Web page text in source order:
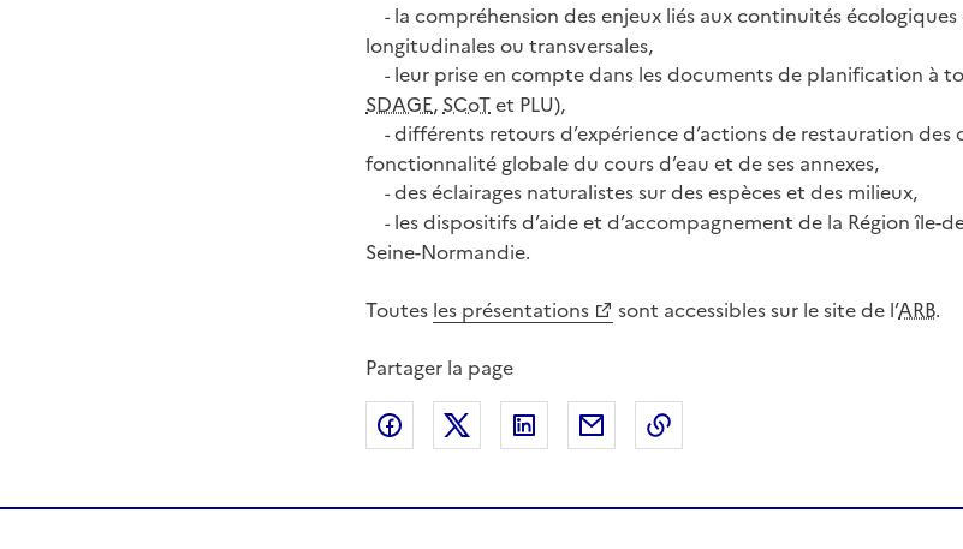
-la compréhension des enjeux liés aux continuités écologiques
longitudinales ou transversales,
-leur prise en compte dans les documents de planification à
SDAGE,SCoTet PLU),
-différents retours d’expérience d’actions de restauration des
fonctionnalité globale du cours d’eau et de ses annexes,
-des éclairages naturalistes sur des espèces et des milieux,
-les dispositifs d’aide et d’accompagnement de la Région île-
Seine-Normandie.
Toutes les présentations sont accessibles sur le site de l’ARB.
Partager la page
Partager sur Facebook
Partager sur XPartager sur LinkedIn
Partager par emailCopier le lien de la page